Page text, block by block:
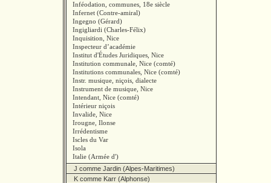
Inféodation, communes, 18e siècle
Infernet (Contre-amiral)
Ingegno (Gérard)
Ingigliardi (Charles-Félix)
Inquisition, Nice
Inspecteur d’académie
Institut d'Études Juridiques, Nice
Institution communale, Nice (comté)
Institutions communales, Nice (comté)
Instr. musique, niçois, dialecte
Instrument de musique, Nice
Intendant, Nice (comté)
Intérieur niçois
Invalide, Nice
Irougne, Ilonse
Irrédentisme
Iscles du Var
Isola
Italie (Armée d')
J comme Jardin (Alpes-Maritimes)
K comme Karr (Alphonse)